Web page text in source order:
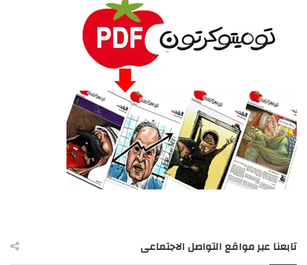
تابعنا عبر مواقع التواصل الاجتماعى